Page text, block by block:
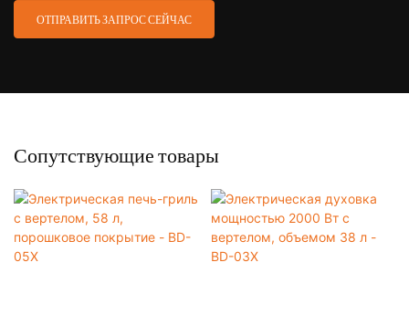
ОТПРАВИТЬ ЗАПРОС СЕЙЧАС
Сопутствующие товары